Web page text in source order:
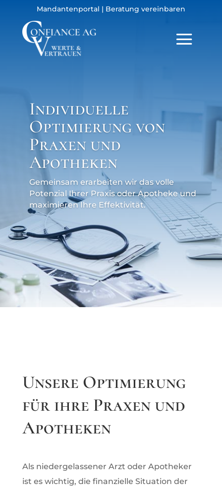
Mandantenportal | Beratung vereinbaren
Individuelle
Optimierung von
Praxen und
Apotheken
Gemeinsam erarbeiten wir das volle
Potenzial Ihrer Praxis oder Apotheke und
maximieren Ihre Effektivität.
Unsere Optimierung
für ihre Praxen und
Apotheken
Als niedergelassener Arzt oder Apotheker
ist es wichtig, die finanzielle Situation der